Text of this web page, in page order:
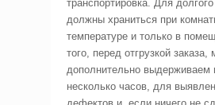
транспортировка. Для
должны храниться при
температуре и только в
того, перед отгрузкой заказа,
дополнительно
несколько часов, для